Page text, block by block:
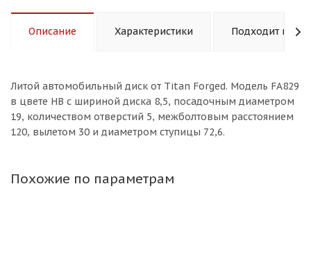
Описание Характеристики Подходит к
Литой aвтомобильный диск от Titan Forged. Модель FA829
в цвете HB с шириной диска 8,5, посадочным диаметром
19, количеством отверстий 5, межболтовым расстоянием
120, вылетом 30 и диаметром ступицы 72,6.
Похожие по параметрам